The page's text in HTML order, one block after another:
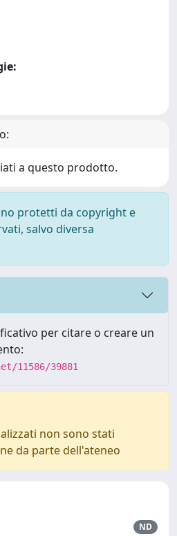
a questo prodotto.
protetti da copyright e
salvo diversa
per citare o creare un
11586/39881
non sono stati
da parte dell'ateneo
ND